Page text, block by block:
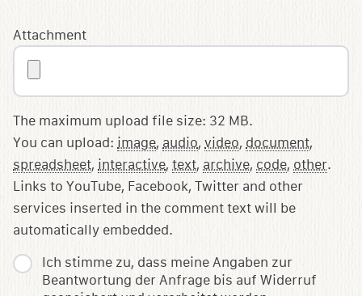
Ich stimme zu, dass meine Angaben zur
Beantwortung der Anfrage bis auf Widerruf
Attachment
The maximum upload file size: 32 MB.
You can upload: image, audio, video, document,
spreadsheet, interactive, text, archive, code, other.
Links to YouTube, Facebook, Twitter and other
services inserted in the comment text will be
automatically embedded.